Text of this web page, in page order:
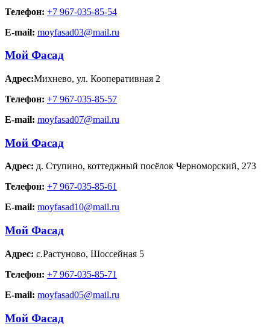
Телефон: +7 967-035-85-54
E-mail: moyfasad03@mail.ru
Мой Фасад
Адрес:Михнево, ул. Кооперативная 2
Телефон: +7 967-035-85-57
E-mail: moyfasad07@mail.ru
Мой Фасад
Адрес: д. Ступино, коттеджный посёлок Черноморский, 273
Телефон: +7 967-035-85-61
E-mail: moyfasad10@mail.ru
Мой Фасад
Адрес: с.Растуново, Шоссейная 5
Телефон: +7 967-035-85-71
E-mail: moyfasad05@mail.ru
Мой Фасад